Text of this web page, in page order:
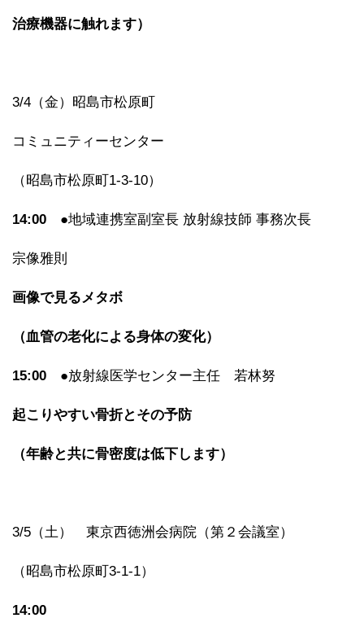
治療機器に触れます）
3/4（金）昭島市松原町
コミュニティーセンター
（昭島市松原町1-3-10）
14:00 ●地域連携室副室長 放射線技師 事務次長
宗像雅則
画像で見るメタボ
（血管の老化による身体の変化）
15:00 ●放射線医学センター主任 若林努
起こりやすい骨折とその予防
（年齢と共に骨密度は低下します）
3/5（土） 東京西徳洲会病院（第２会議室）
（昭島市松原町3-1-1）
14:00